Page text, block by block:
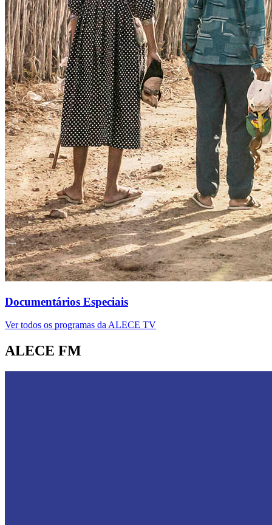
Documentários Especiais
Ver todos os programas da ALECE TV
ALECE FM